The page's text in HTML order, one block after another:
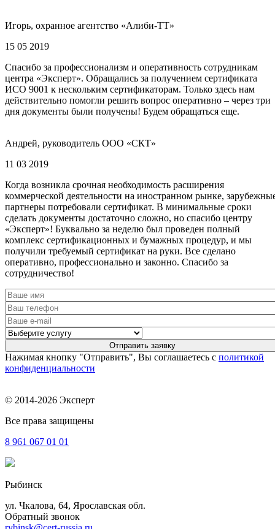
Игорь, охранное агентство «Алиби-ТТ»
15 05 2019
Спасибо за профессионализм и оперативность сотрудникам
центра «Эксперт». Обращались за получением сертификата
ИСО 9001 к нескольким сертификаторам. Только здесь нам
действительно помогли решить вопрос оперативно – через три
дня документы были получены! Будем обращаться еще.
Андрей, руководитель ООО «СКТ»
11 03 2019
Когда возникла срочная необходимость расширения
коммерческой деятельности на иностранном рынке,
партнеры потребовали сертификат. В минимальные сроки
сделать документы достаточно сложно, но спасибо центру
«Эксперт»! Буквально за неделю был проведен полный
комплекс сертификационных и бумажных процедур, и мы
получили требуемый сертификат на руки. Все сделано
оперативно, профессионально и законно. Спасибо за
сотрудничество!
Нажимая кнопку "Отправить", Вы соглашаетесь с политикой
конфиденциальности
© 2014-2026 Эксперт
Все права защищены
8 961 067 01 01
Рыбинск
ул. Чкалова, 64, Ярославская обл.
Обратный звонок